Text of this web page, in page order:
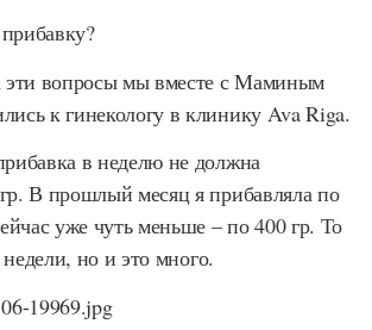
эти вопросы мы вместе с Маминым
к гинекологу в клинику Ava Riga.
в неделю не должна
В прошлый месяц я прибавляла по
уже чуть меньше – по 400 гр. То
недели, но и это много.